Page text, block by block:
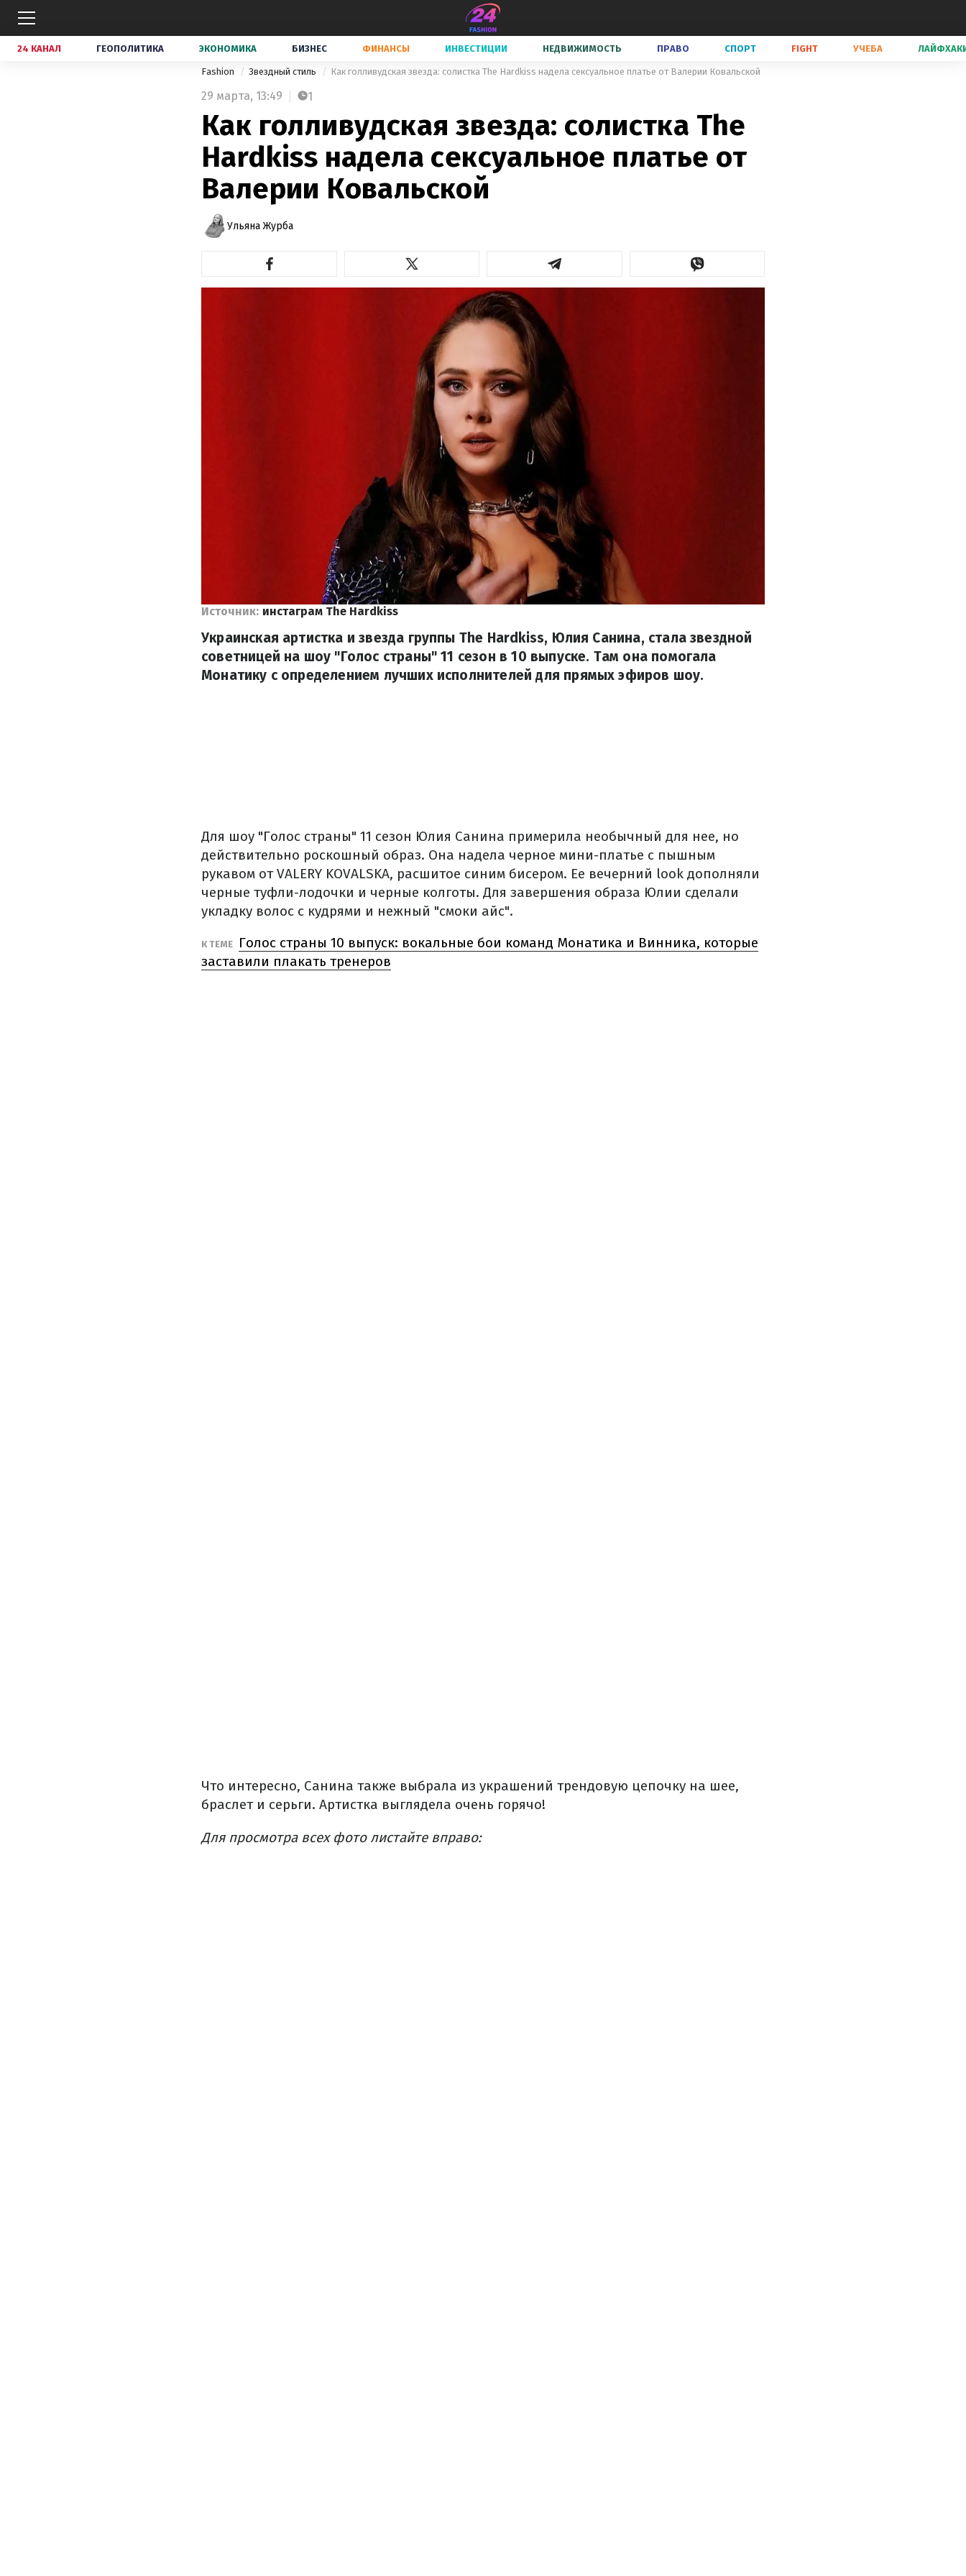
24 КАНАЛ ГЕОПОЛИТИКА ЭКОНОМИКА БИЗНЕС ФИНАНСЫ ИНВЕСТИЦИИ НЕДВИЖИМОСТЬ ПРАВО СПОРТ FIGHT УЧЕБА
Fashion Звездный стиль Как голливудская звезда: солистка The Hardkiss надела сексуальное платье от Валерии Ковальской
29 марта, 13:49 1
Как голливудская звезда: солистка The
Hardkiss надела сексуальное платье от
Валерии Ковальской
Ульяна Журба
Источник: инстаграм The Hardkiss
Украинская артистка и звезда группы The Hardkiss, Юлия Санина, стала звездной
советницей на шоу "Голос страны" 11 сезон в 10 выпуске. Там она помогала
Монатику с определением лучших исполнителей для прямых эфиров шоу.
Для шоу "Голос страны" 11 сезон Юлия Санина примерила необычный для нее, но
действительно роскошный образ. Она надела черное мини-платье с пышным
рукавом от VALERY KOVALSKA, расшитое синим бисером. Ее вечерний look дополняли
черные туфли-лодочки и черные колготы. Для завершения образа Юлии сделали
укладку волос с кудрями и нежный "смоки айс".
К ТЕМЕ
Голос страны 10 выпуск: вокальные бои команд Монатика и Винника, которые
заставили плакать тренеров
Что интересно, Санина также выбрала из украшений трендовую цепочку на шее,
браслет и серьги. Артистка выглядела очень горячо!
Для просмотра всех фото листайте вправо: